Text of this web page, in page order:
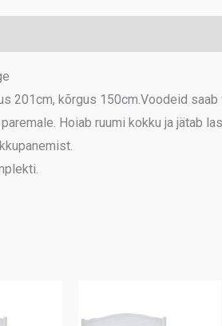
201cm, kõrgus 150cm.Voodeid saab
Hoiab ruumi kokku ja jätab